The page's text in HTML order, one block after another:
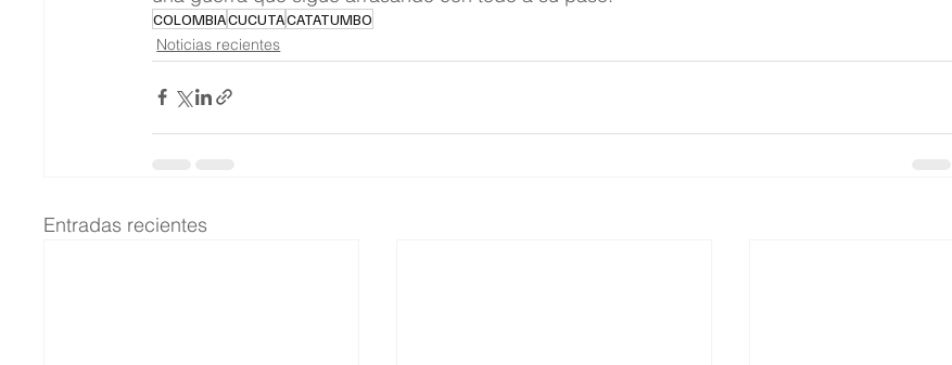
COLOMBIACUCUTACATATUMBO
Noticias recientes
Entradas recientes